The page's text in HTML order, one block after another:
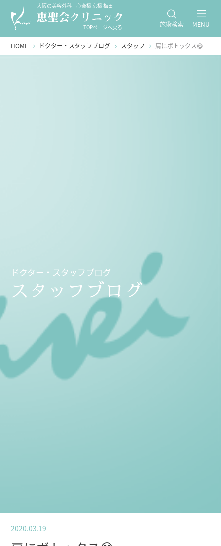
大阪の美容外科｜心斎橋 京橋 梅田
-----TOPページへ戻る 施術検索 MENU
HOME ドクター・スタッフブログ スタッフ 肩にボトックス😋
ドクター・スタッフブログ
スタッフブログ
2020.03.19